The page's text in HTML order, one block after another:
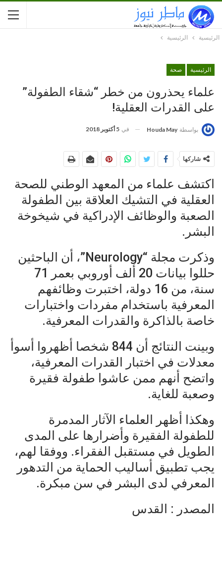
الرئيسية الرئيسية
الرئيسية صحة
علماء يحذرون من خطر “شقاء الطفولة”
على القدرات العقلية!
بواسطة Houda May في 5 أكتوبر 2018
شاركها
اكتشف علماء من المعهد الوطني للصحة
العقلية في التشيك العلاقة بين الطفولة
الصعبة والوظائف الإدراكية في شيخوخة
البشر.
وذكرت مجلة “Neurology”، أن الباحثين
حللوا بيانات 20 ألف أوروبي بعمر 71
سنة، من 16 دولة، اختبرت وظائفهم
المعرفية باستخدام مفردات واختبارات
خاصة بالذاكرة والقدرات المعرفية.
وبينت النتائج أن 844 شخصا أظهروا أسوأ
معدلات في اختبار القدرات المعرفية،
واتضح أنهم ممن عاشوا طفولة فقيرة
وصعبة للغاية.
وهكذا أظهر العلماء الآثار المدمرة
للطفولة الفقيرة وأضرارها على المدى
الطويل في مستقبل الفقراء. ووفقا لهم،
يجب تطبيق أساليب الحماية من التدهور
المعرفي لدى البشر في سن مبكرة.
المصدر : القدس